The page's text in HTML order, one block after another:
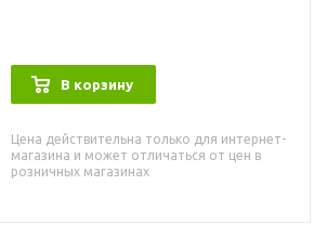
В корзину
Цена действительна только для интернет-
магазина и может отличаться от цен в
розничных магазинах